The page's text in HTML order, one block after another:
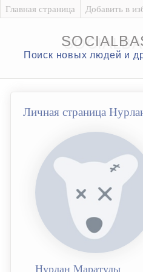
Главная страница Добавить в
Поиск новых людей и
Личная страница
Нурлан Маратулы